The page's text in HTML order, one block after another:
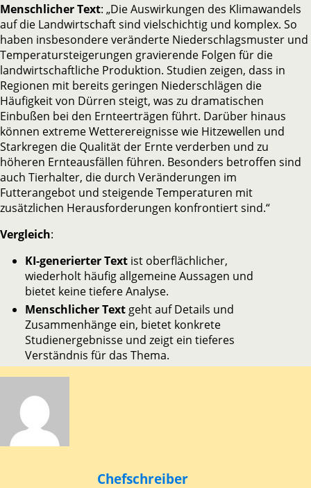
Menschlicher Text: „Die Auswirkungen des Klimawandels
auf die Landwirtschaft sind vielschichtig und komplex. So
haben insbesondere veränderte Niederschlagsmuster und
Temperatursteigerungen gravierende Folgen für die
landwirtschaftliche Produktion. Studien zeigen, dass in
Regionen mit bereits geringen Niederschlägen die
Häufigkeit von Dürren steigt, was zu dramatischen
Einbußen bei den Ernteerträgen führt. Darüber hinaus
können extreme Wetterereignisse wie Hitzewellen und
Starkregen die Qualität der Ernte verderben und zu
höheren Ernteausfällen führen. Besonders betroffen sind
auch Tierhalter, die durch Veränderungen im
Futterangebot und steigende Temperaturen mit
zusätzlichen Herausforderungen konfrontiert sind.“
Vergleich:
KI-generierter Textist oberflächlicher,
wiederholt häufig allgemeine Aussagen und
bietet keine tiefere Analyse.
Menschlicher Textgeht auf Details und
Zusammenhänge ein, bietet konkrete
Studienergebnisse und zeigt ein tieferes
Verständnis für das Thema.
Chefschreiber